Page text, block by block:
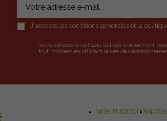
J'accepte les conditions générales et la
Votre adresse email sera utilisée uniquement
tout moment en utilisant le lien de
NOS PRODUITS